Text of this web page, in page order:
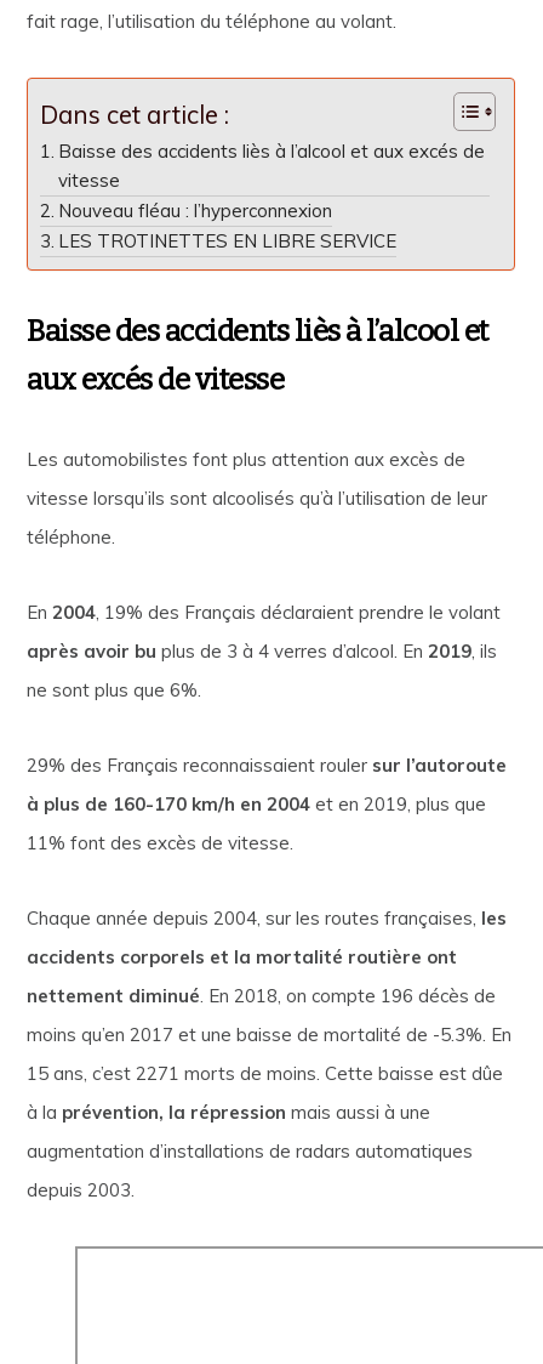
fait rage, l’utilisation du téléphone au volant.
Dans cet article :
Baisse des accidents liès à l’alcool et aux excés de
vitesse
Nouveau fléau : l’hyperconnexion
LES TROTINETTES EN LIBRE SERVICE
Baisse des accidents liès à l’alcool et
aux excés de vitesse
Les automobilistes font plus attention aux excès de
vitesse lorsqu’ils sont alcoolisés qu’à l’utilisation de leur
téléphone.
En2004, 19% des Français déclaraient prendre le volant
après avoir bu plus de 3 à 4 verres d’alcool. En2019, ils
ne sont plus que 6%.
29% des Français reconnaissaient rouler sur l’autoroute
à plus de 160-170 km/h en 2004 et en 2019, plus que
11% font des excès de vitesse.
Chaque année depuis 2004, sur les routes françaises, les
accidents corporels et la mortalité routière ont
nettement diminué. En 2018, on compte 196 décès de
moins qu’en 2017 et une baisse de mortalité de -5.3%. En
15 ans, c’est 2271 morts de moins. Cette baisse est dûe
à la prévention, la répression mais aussi à une
augmentation d’installations de radars automatiques
depuis 2003.